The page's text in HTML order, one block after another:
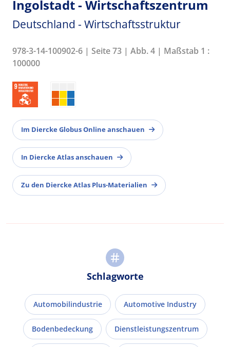
Ingolstadt - Wirtschaftszentrum
Deutschland - Wirtschaftsstruktur
978-3-14-100902-6 | Seite 73 | Abb. 4 | Maßstab 1 :
100000
Im Diercke Globus Online anschauen
In Diercke Atlas anschauen
Zu den Diercke Atlas Plus-Materialien
Schlagworte
Automobilindustrie Automotive Industry
Bodenbedeckung Dienstleistungszentrum